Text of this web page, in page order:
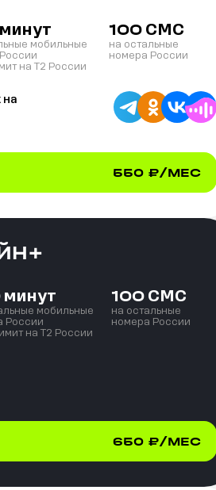
минут
мобильные
на T2 России
100 СМС
на остальные
номера России
на
550 ₽/МЕС
минут
мобильные
России
на T2 России
100 СМС
на остальные
номера России
650 ₽/МЕС